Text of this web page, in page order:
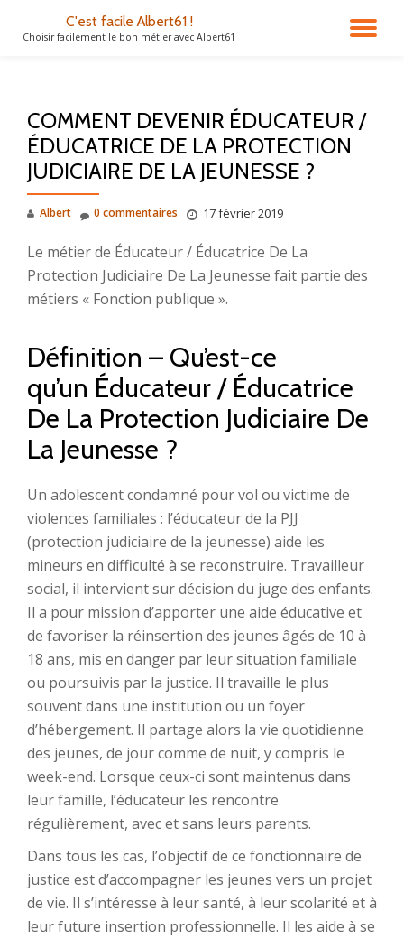
C'est facile Albert61 !
Choisir facilement le bon métier avec Albert61
COMMENT DEVENIR ÉDUCATEUR /
ÉDUCATRICE DE LA PROTECTION
JUDICIAIRE DE LA JEUNESSE ?
Albert 17 février 2019
0 commentaires
Le métier de Éducateur / Éducatrice De La
Protection Judiciaire De La Jeunesse fait partie des
métiers « Fonction publique ».
Définition – Qu’est-ce
qu’un Éducateur / Éducatrice
De La Protection Judiciaire De
La Jeunesse ?
Un adolescent condamné pour vol ou victime de
violences familiales : l’éducateur de la PJJ
(protection judiciaire de la jeunesse) aide les
mineurs en difficulté à se reconstruire. Travailleur
social, il intervient sur décision du juge des enfants.
Il a pour mission d’apporter une aide éducative et
de favoriser la réinsertion des jeunes âgés de 10 à
18 ans, mis en danger par leur situation familiale
ou poursuivis par la justice. Il travaille le plus
souvent dans une institution ou un foyer
d’hébergement. Il partage alors la vie quotidienne
des jeunes, de jour comme de nuit, y compris le
week-end. Lorsque ceux-ci sont maintenus dans
leur famille, l’éducateur les rencontre
régulièrement, avec et sans leurs parents.
Dans tous les cas, l’objectif de ce fonctionnaire de
justice est d’accompagner les jeunes vers un projet
de vie. Il s’intéresse à leur santé, à leur scolarité et à
leur future insertion professionnelle. Il les aide à se